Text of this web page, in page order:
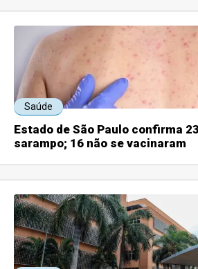
Saúde
Estado de São Paulo confirma
sarampo; 16 não se vacinaram